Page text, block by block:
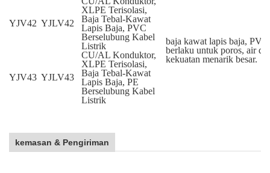
YJV42 YJLV42
XLPE Terisolasi,
Baja Tebal-Kawat
Lapis Baja, PVC
Berselubung Kabel
Listrik
baja kawat lapis baja,
berlaku untuk poros, air
kekuatan menarik besar.
YJV43 YJLV43
CU/AL Konduktor,
XLPE Terisolasi,
Baja Tebal-Kawat
Lapis Baja, PE
Berselubung Kabel
Listrik
kemasan & Pengiriman